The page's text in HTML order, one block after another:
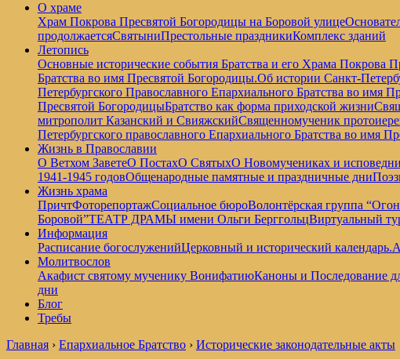
О храме
Храм Покрова Пресвятой Богородицы на Боровой улице
продолжаетсяСвятыниПрестольные праздникиКомплекс зданий
Летопись
Основные исторические события Братства и его Храма Покрова
Братства во имя Пресвятой Богородицы.Об истории Санкт-
Петербургского Православного Епархиального Братства во имя
Пресвятой БогородицыБратство как форма приходской жизни
митрополит Казанский и СвияжскийСвященномученик
Петербургского православного Епархиального Братства во имя
Жизнь в Православии
О Ветхом ЗаветеО ПостахО СвятыхО Новомучениках и
1941-1945 годовОбщенародные памятные и праздничные дни
Жизнь храма
ПричтФоторепортажСоциальное бюроВолонтёрская группа
Боровой”ТЕАТР ДРАМЫ имени Ольги БерггольцВиртуальный
Информация
Расписание богослуженийЦерковный и исторический календарь.
Молитвослов
Акафист святому мученику ВонифатиюКаноны и Последование
дни
Блог
Требы
Главная › Епархиальное Братство › Исторические законодательные акты